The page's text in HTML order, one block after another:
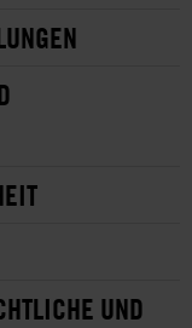
UND